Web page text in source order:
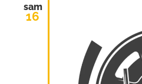
sam
16